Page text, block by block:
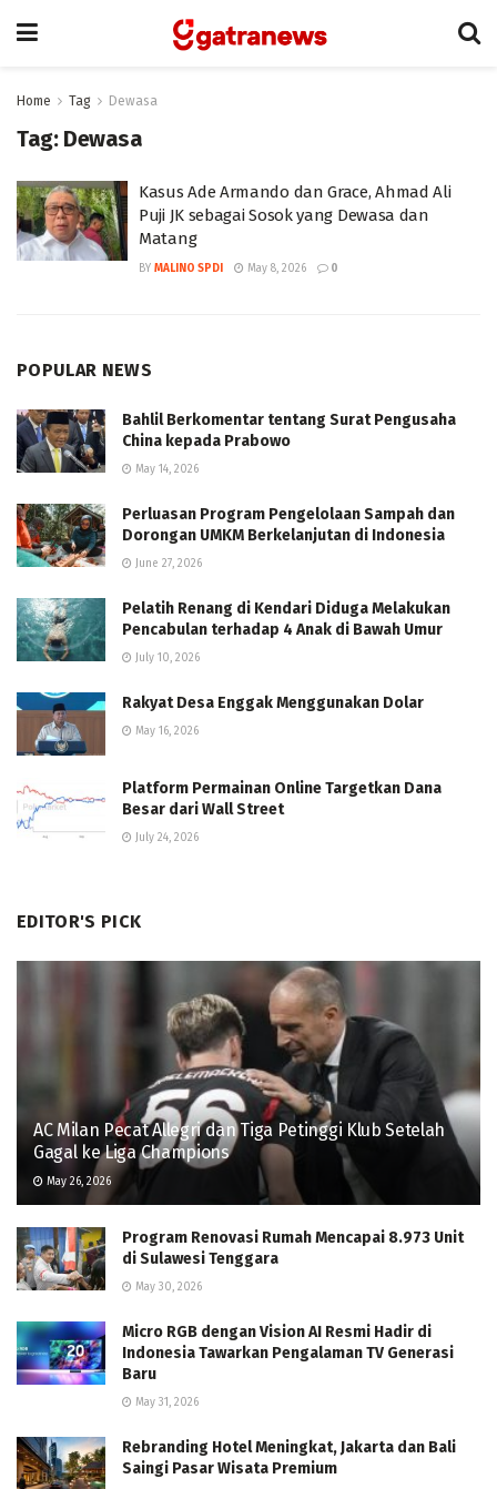
Home Tag Dewasa
Tag: Dewasa
Kasus Ade Armando dan Grace, Ahmad Ali
Puji JK sebagai Sosok yang Dewasa dan
Matang
BY MALINO SPDI May 8, 2026 0
POPULAR NEWS
Bahlil Berkomentar tentang Surat Pengusaha
China kepada Prabowo
May 14, 2026
Perluasan Program Pengelolaan Sampah dan
Dorongan UMKM Berkelanjutan di Indonesia
June 27, 2026
Pelatih Renang di Kendari Diduga Melakukan
Pencabulan terhadap 4 Anak di Bawah Umur
July 10, 2026
Rakyat Desa Enggak Menggunakan Dolar
May 16, 2026
Platform Permainan Online Targetkan Dana
Besar dari Wall Street
July 24, 2026
EDITOR'S PICK
AC Milan Pecat Allegri dan Tiga Petinggi Klub Setelah
Gagal ke Liga Champions
May 26, 2026
Program Renovasi Rumah Mencapai 8.973 Unit
di Sulawesi Tenggara
May 30, 2026
Micro RGB dengan Vision AI Resmi Hadir di
Indonesia Tawarkan Pengalaman TV Generasi
Baru
May 31, 2026
Rebranding Hotel Meningkat, Jakarta dan Bali
Saingi Pasar Wisata Premium